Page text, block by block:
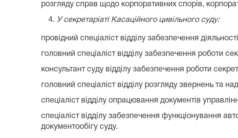
розгляду справ щодо корпоративних спорів‚
У секретаріаті Касаційного цивільного суду:
провідний спеціаліст відділу забезпечення
головний спеціаліст відділу забезпечення роботи
консультант суду відділу забезпечення роботи
головний спеціаліст відділу розгляду звернень та
спеціаліст відділу опрацювання документів
спеціаліст відділу забезпечення функціонування
документообігу суду.